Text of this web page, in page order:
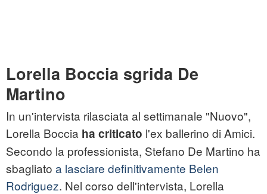
Lorella Boccia sgrida De
Martino
In un'intervista rilasciata al settimanale "Nuovo",
Lorella Boccia ha criticato l'ex ballerino di Amici.
Secondo la professionista, Stefano De Martino ha
sbagliato a lasciare definitivamente Belen
Rodriguez. Nel corso dell'intervista, Lorella